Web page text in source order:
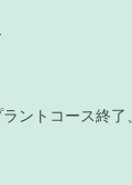
ントコース終了